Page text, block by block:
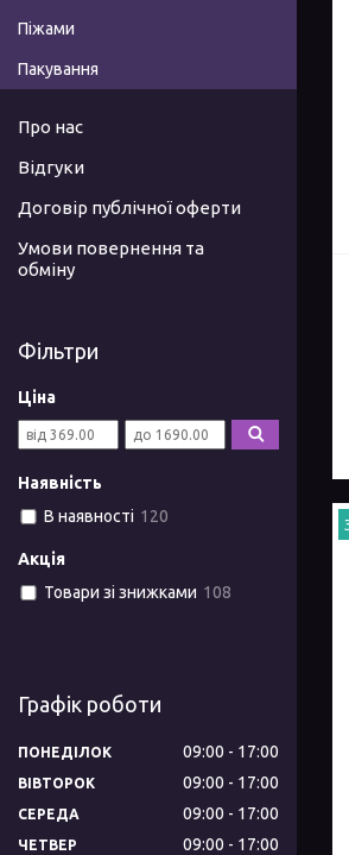
Піжами
Пакування
Про нас
Відгуки
Договір публічної оферти
Умови повернення та
обміну
Фільтри
Ціна
Наявність
В наявності 120
Акція
Товари зі знижками 108
Графік роботи
ПОНЕДІЛОК 09:00 17:00
ВІВТОРОК 09:00 17:00
СЕРЕДА 09:00 17:00
ЧЕТВЕР 09:00 17:00